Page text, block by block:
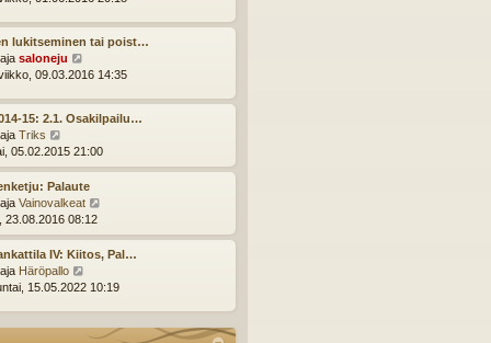
s
i
t
ä
u
i
v
s
t
i
lukitseminen tai poist…
saloneju
ä
t
ä
u
s
i
n
v
i
e
t
09.03.2016 14:35
15: 2.1. Osakilpailu…
Triks
ä
y
t
ä
u
u
s
i
n
i
e
05.02.2015 21:00
Palaute
Vainovalkeat
y
u
23.08.2016 08:12
IV: Kiitos, Pal…
Häröpallo
ä
ä
15.05.2022 10:19